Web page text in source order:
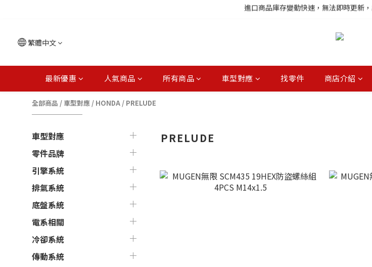
註冊就送購物金，歡迎加入
註冊就送購物金，歡迎加入
繁體中文
最新優惠 人氣商品 所有商品 車型對應 找零件 商店介紹
全部商品 / 車型對應 / HONDA / PRELUDE
車型對應
零件品牌
引擎系統
排氣系統
底盤系統
電系相關
冷卻系統
傳動系統
PRELUDE